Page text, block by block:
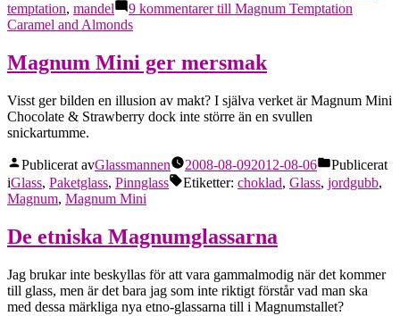
temptation, mandel 9 kommentarertill Magnum Temptation
Caramel and Almonds
Magnum Mini ger mersmak
Visst ger bilden en illusion av makt? I själva verket är Magnum Mini
Chocolate & Strawberry dock inte större än en svullen
snickartumme.
Publicerat avGlassmannen 2008-08-092012-08-06
Publicerat
iGlass, Paketglass, Pinnglass Etiketter: choklad, Glass, jordgubb,
Magnum, Magnum Mini
De etniska Magnumglassarna
Jag brukar inte beskyllas för att vara gammalmodig när det kommer
till glass, men är det bara jag som inte riktigt förstår vad man ska
med dessa märkliga nya etno-glassarna till i Magnumstallet?